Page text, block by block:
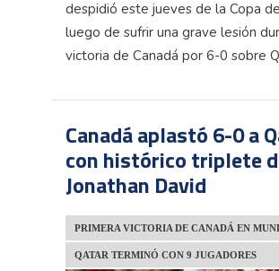
despidió este jueves de la Copa
luego de sufrir una grave lesión
victoria de Canadá por 6-0 sobre
Canadá aplastó 6-0 a
con histórico triplete
Jonathan David
PRIMERA VICTORIA DE CANADÁ EN
QATAR TERMINÓ CON 9 JUGADORES